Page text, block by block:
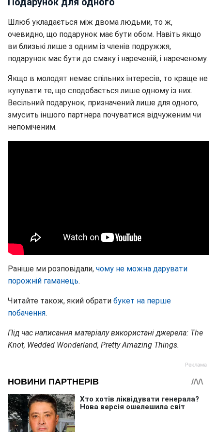
Шлюб укладається між двома людьми, то ж,
очевидно, що подарунок має бути обом. Навіть якщо
ви близькі лише з одним із членів подружжя,
подарунок має бути до смаку і нареченій, і нареченому.
Якщо в молодят немає спільних інтересів, то краще не
купувати те, що сподобається лише одному із них.
Весільний подарунок, призначений лише для одного,
змусить іншого партнера почуватися відчуженим чи
непоміченим.
Раніше ми розповідали, чому не можна дарувати
порожній гаманець.
Читайте також, який обрати букет на перше
побачення.
Під час написання матеріалу використані джерела: The
Knot, Wedded Wonderland, Pretty Amazing Things.